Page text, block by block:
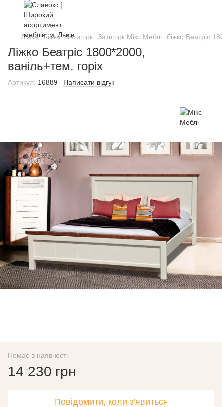
Ліжка Ліжка Затишок Затишок Мікс Меблі Ліжко Беатріс
Ліжко Беатріс 1800*2000,
ваніль+тем. горіх
Артикул: 16889 Написати відгук
Немає в наявності
14 230 грн
Повідомити, коли з'явиться